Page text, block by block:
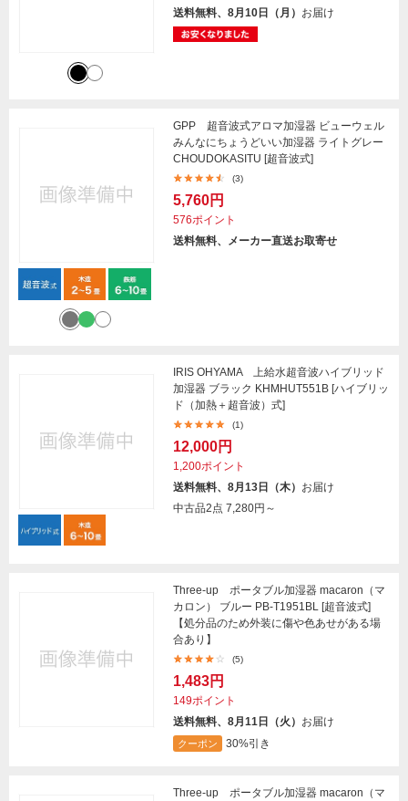
送料無料、8月10日（月） お届け
GPP 超音波式アロマ加湿器 ビューウェル
みんなにちょうどいい加湿器 ライトグレー
CHOUDOKASITU [超音波式]
(3)
5,760円
576ポイント
送料無料、メーカー直送お取寄せ
IRIS OHYAMA 上給水超音波ハイブリッド
加湿器 ブラック KHMHUT551B [ハイブリッ
ド（加熱＋超音波）式]
(1)
12,000円
1,200ポイント
送料無料、8月13日（木） お届け
中古品2点 7,280円～
Three-up ポータブル加湿器 macaron（マ
カロン） ブルー PB-T1951BL [超音波式]
【処分品のため外装に傷や色あせがある場
合あり】
(5)
1,483円
149ポイント
送料無料、8月11日（火） お届け
クーポン 30%引き
Three-up ポータブル加湿器 macaron（マ